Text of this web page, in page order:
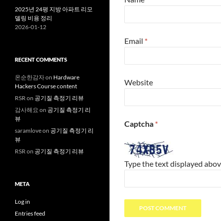
Email *
Website
Captcha *
Type the text displayed
2025년 24평 지방 아파트 리모
델링 비용 정리
2026-01-12
RECENT COMMENTS
온순한감자on Hardware
Hackers Course content
RSRon 공기질 측정기 리뷰
감사해요 on 공기질 측정기 리
뷰
saramloveon 공기질 측정기 리
뷰
RSRon 공기질 측정기 리뷰
META
Log in
Entries feed